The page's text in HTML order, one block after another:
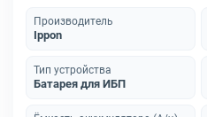
Производитель
Ippon
Тип устройства
Батарея для ИБП